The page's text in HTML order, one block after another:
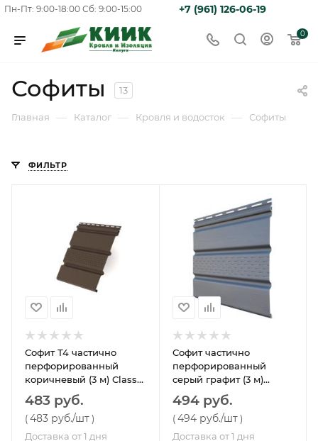
Пн-Пт: 9:00-18:00 Сб: 9:00-15:00 +7 (961) 126-06-19
0
Софиты 13
Главная — Каталог — Кровля и водосток — Софиты
ФИЛЬТР
Софит Т4 частично
перфорированный
коричневый (3 м) Classic
Grand Line
483 руб.
(483 руб./шт)
Доставка от 1 дня
Софит частично
перфорированный
серый графит (3 м)
Classic Grand Line
494 руб.
(494 руб./шт )
Доставка от 1 дня